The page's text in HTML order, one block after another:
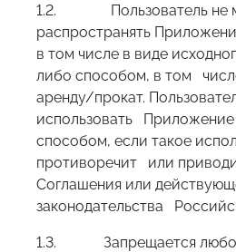
1.2. Пользователь не
распространять
в том числе в виде
либо способом, в том
аренду/прокат.
использовать
способом, если такое
противоречит или
Соглашения или
законодательства
1.3. Запрещается